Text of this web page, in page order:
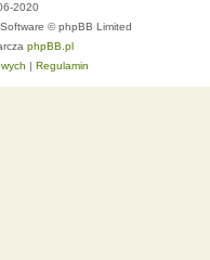
2020
© phpBB Limited
phpBB.pl
| Regulamin